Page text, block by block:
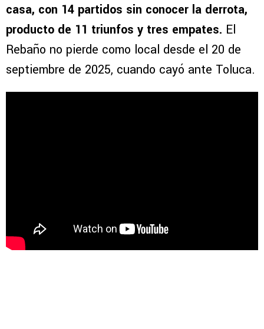
casa, con 14 partidos sin conocer la derrota,
producto de 11 triunfos y tres empates. El
Rebaño no pierde como local desde el 20 de
septiembre de 2025, cuando cayó ante Toluca.